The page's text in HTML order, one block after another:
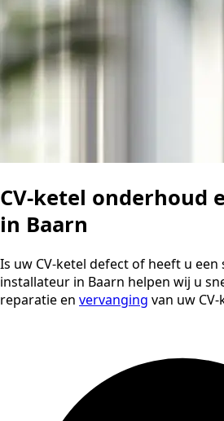
CV-ketel onderhoud
in Baarn
Is uw CV-ketel defect of heeft u een
installateur in Baarn helpen wij u
reparatie en vervanging van uw CV-